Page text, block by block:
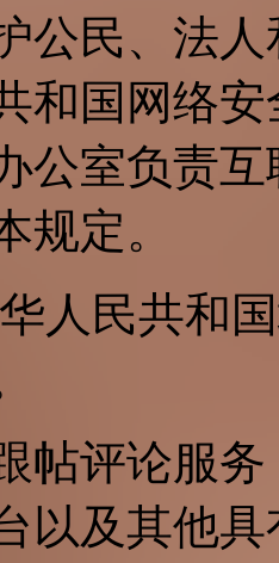
公民、法
和国网络
公室负责
规定。
人民共和
帖评论服
以及其他